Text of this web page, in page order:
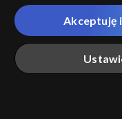
© 2026 Telewizja
regulamin serwisu
które wskazujemy
przez nas
Twoje dane osobowe
Ciebie naszych
„Portalem”, w tym
Akceptuję